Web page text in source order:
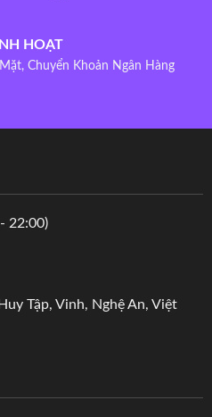
HOẠT
Chuyển Khoản Ngân Hàng
22:00)
Tập, Vinh, Nghệ An, Việt